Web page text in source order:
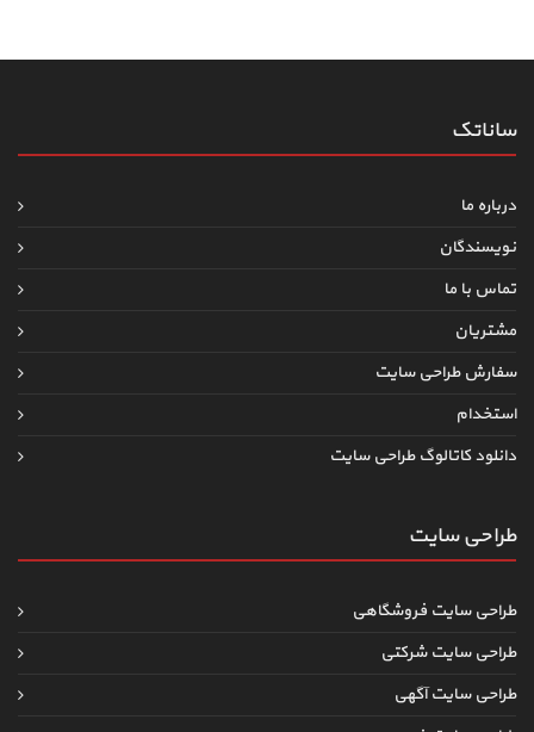
ساناتک
درباره ما
نویسندگان
تماس با ما
مشتریان
سفارش طراحی سایت
استخدام
دانلود کاتالوگ طراحی سایت
طراحی سایت
طراحی سایت فروشگاهی
طراحی سایت شرکتی
طراحی سایت آگهی